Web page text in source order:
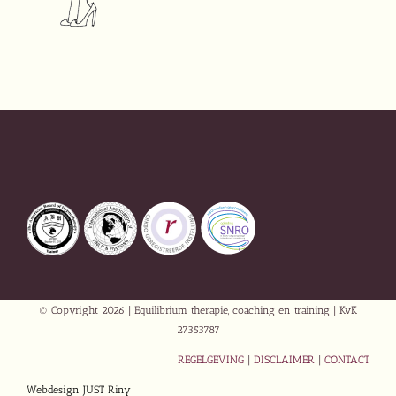
© Copyright 2026 | Equilibrium therapie, coaching en training | KvK
27353787
REGELGEVING DISCLAIMER CONTACT
Webdesign JUST Riny